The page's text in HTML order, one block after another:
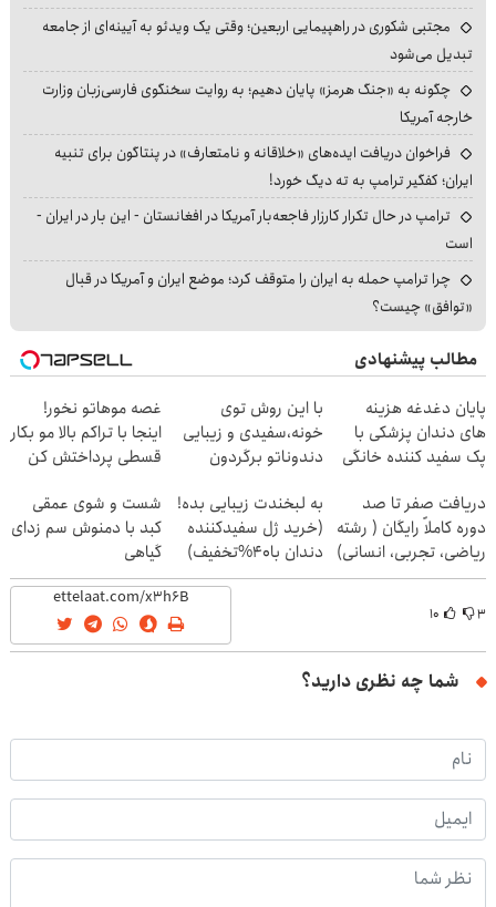
مجتبی شکوری در راهپیمایی اربعین؛ وقتی یک ویدئو به آیینه‌ای از جامعه
تبدیل می‌شود
چگونه به «جنگ هرمز» پایان دهیم؛ به روایت سخنگوی فارسی‌زبان وزارت
خارجه آمریکا
فراخوان دریافت ایده‌های «خلاقانه و نامتعارف» در پنتاگون برای تنبیه
ایران؛ کفگیر ترامپ به ته دیگ خورد!
ترامپ در حال تکرار کارزار فاجعه‌بار آمریکا در افغانستان - این بار در ایران -
است
چرا ترامپ حمله به ایران را متوقف کرد؛ موضع ایران و آمریکا در قبال
«توافق» چیست؟
مطالب پیشنهادی
پایان دغدغه هزینه
های دندان پزشکی با
پک سفید کننده خانگی
با این روش توی
خونه،سفیدی و زیبایی
دندوناتو برگردون
غصه موهاتو نخور!
اینجا با تراکم بالا مو بکار
قسطی پرداختش کن
دریافت صفر تا صد
دوره کاملاً رایگان ( رشته
ریاضی، تجربی، انسانی)
به لبخندت زیبایی بده!
(خرید ژل سفیدکننده
دندان با40%تخفیف)
شست و شوی عمقی
کبد با دمنوش سم زدای
گیاهی
۳ ۱۰
شما چه نظری دارید؟